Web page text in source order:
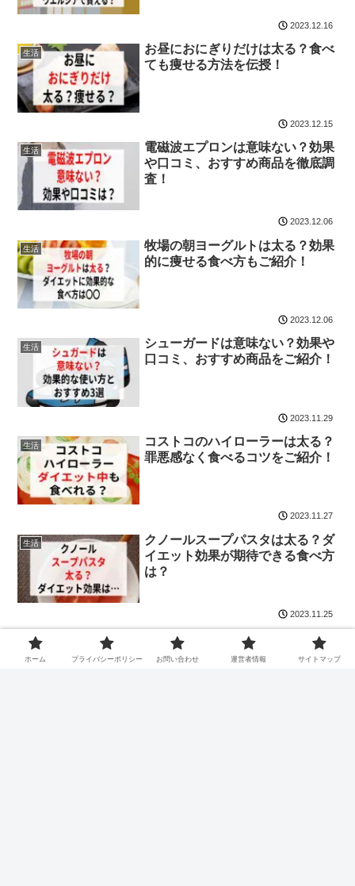
2023.12.16
生活
お昼におにぎりだけは太る？食べ
ても痩せる方法を伝授！
2023.12.15
生活
電磁波エプロンは意味ない？効果
や口コミ、おすすめ商品を徹底調
査！
2023.12.06
生活
牧場の朝ヨーグルトは太る？効果
的に痩せる食べ方もご紹介！
2023.12.06
生活
シューガードは意味ない？効果や
口コミ、おすすめ商品をご紹介！
2023.11.29
生活
コストコのハイローラーは太る？
罪悪感なく食べるコツをご紹介！
2023.11.27
生活
クノールスープパスタは太る？ダ
イエット効果が期待できる食べ方
は？
2023.11.25
ホーム プライバシーポリシー お問い合わせ 運営者情報 サイトマップ